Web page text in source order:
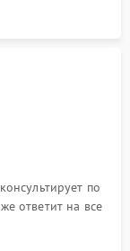
по
ответит на все